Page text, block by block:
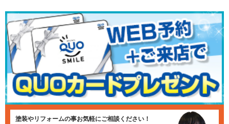
塗装やリフォームの事お気軽にご相談ください！